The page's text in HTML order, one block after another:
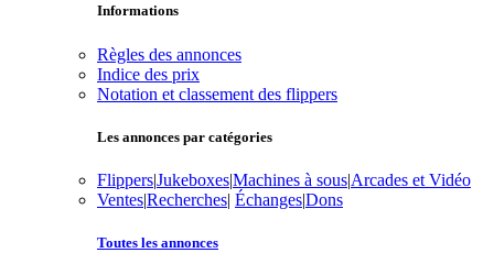
Informations
Règles des annonces
Indice des prix
Notation et classement des flippers
Les annonces par catégories
Flippers|Jukeboxes|Machines à sous|Arcades et Vidéo
Ventes|Recherches| Échanges|Dons
Toutes les annonces